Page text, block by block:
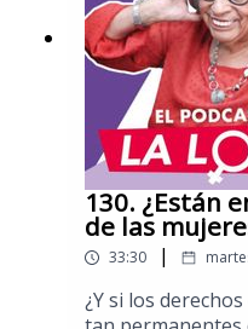
130. ¿Están
de las
33:30 |
¿Y si los